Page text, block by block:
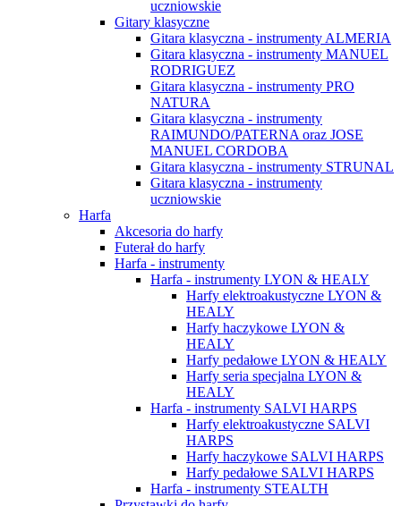
uczniowskie
Gitary klasyczne
Gitara klasyczna - instrumenty ALMERIA
Gitara klasyczna - instrumenty MANUEL
RODRIGUEZ
Gitara klasyczna - instrumenty PRO
NATURA
Gitara klasyczna - instrumenty
RAIMUNDO/PATERNA oraz JOSE
MANUEL CORDOBA
Gitara klasyczna - instrumenty STRUNAL
Gitara klasyczna - instrumenty
uczniowskie
Harfa
Akcesoria do harfy
Futerał do harfy
Harfa - instrumenty
Harfa - instrumenty LYON & HEALY
Harfy elektroakustyczne LYON &
HEALY
Harfy haczykowe LYON &
HEALY
Harfy pedałowe LYON & HEALY
Harfy seria specjalna LYON &
HEALY
Harfa - instrumenty SALVI HARPS
Harfy elektroakustyczne SALVI
HARPS
Harfy haczykowe SALVI HARPS
Harfy pedałowe SALVI HARPS
Harfa - instrumenty STEALTH